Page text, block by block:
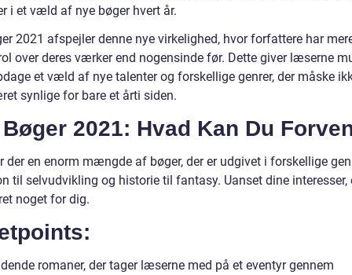
i et væld af nye bøger hvert år.
2021 afspejler denne nye virkelighed, hvor forfattere har
over deres værker end nogensinde før. Dette giver læserne
et væld af nye talenter og forskellige genrer, der måske
synlige for bare et årti siden.
2021: Hvad Kan Du
der en enorm mængde af bøger, der er udgivet i forskellige
til selvudvikling og historie til fantasy. Uanset dine interesser,
noget for dig.
romaner, der tager læserne med på et eventyr gennem